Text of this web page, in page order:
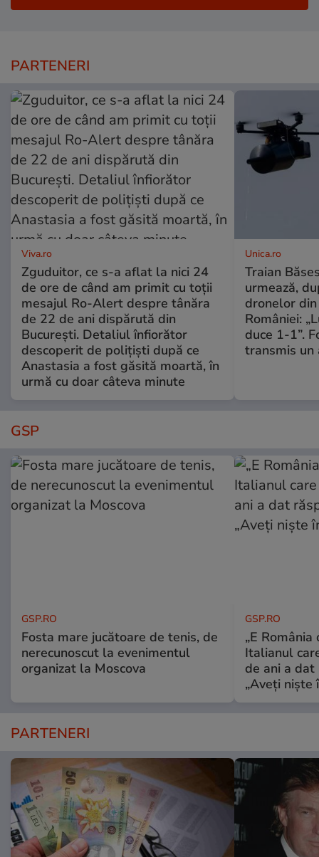
PARTENERI
Viva.ro
Zguduitor, ce s-a aflat la nici 24
de ore de când am primit cu toții
mesajul Ro-Alert despre tânăra
de 22 de ani dispărută din
București. Detaliul înfiorător
descoperit de polițiști după ce
Anastasia a fost găsită moartă, în
urmă cu doar câteva minute
Unica.ro
Traian
urmează,
dronelor
României:
duce 1-1”.
transmis un
GSP
GSP.RO
Fosta mare jucătoare de tenis, de
nerecunoscut la evenimentul
organizat la Moscova
GSP.RO
„E
Italianul
de ani a
„Aveți niște
PARTENERI